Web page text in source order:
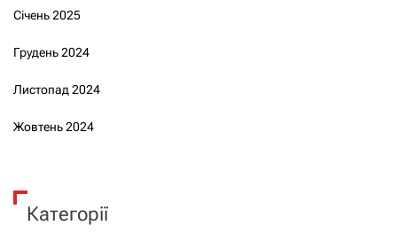
Січень 2025
Грудень 2024
Листопад 2024
Жовтень 2024
Категорії